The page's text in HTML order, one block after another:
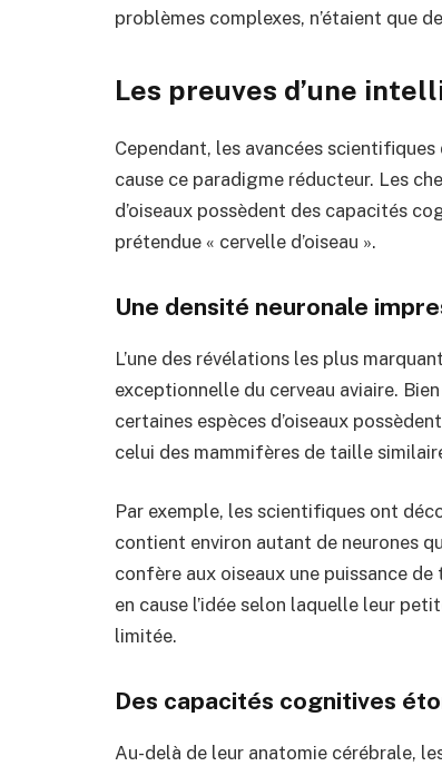
problèmes complexes, n’étaient que
Les preuves d’une
Cependant, les avancées
cause ce paradigme réducteur. Les
d’oiseaux possèdent des capacités
prétendue « cervelle d’oiseau ».
Une densité neuronale
L’une des révélations les plus
exceptionnelle du cerveau aviaire.
certaines espèces d’oiseaux
celui des mammifères de taille
Par exemple, les scientifiques ont
contient environ autant de neurones
confère aux oiseaux une puissance
en cause l’idée selon laquelle leur
limitée.
Des capacités cognitives
Au-delà de leur anatomie cérébrale,